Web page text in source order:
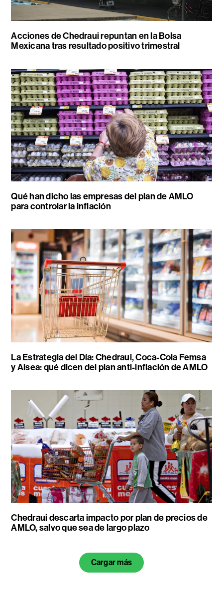
Acciones de Chedraui repuntan en la Bolsa
Mexicana tras resultado positivo trimestral
Qué han dicho las empresas del plan de AMLO
para controlar la inflación
La Estrategia del Día: Chedraui, Coca-Cola Femsa
y Alsea: qué dicen del plan anti-inflación de AMLO
Chedraui descarta impacto por plan de precios de
AMLO, salvo que sea de largo plazo
Cargar más